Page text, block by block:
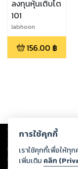
ลงทุนหุ้นเติบโต
101
labhoon
156.00 ฿
Copyright © 2026
ต่อผลงานหรือเนื้อหาใดที่อั
ทรัพย์สินทางปัญญาของบุค
ทุกท่านโปรดใช้วิจารณญา
การใช้คุกกี้
เราใช้คุกกี้เพื่อให้ทุ
เพิ่มเติม คลิก